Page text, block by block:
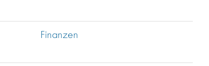
Finanzen